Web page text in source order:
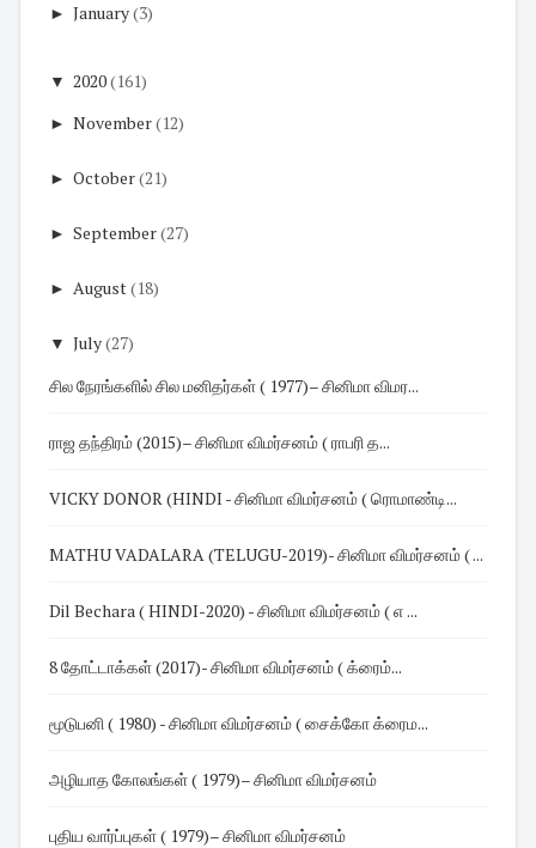
► January(3)
▼ 2020(161)
► November(12)
► October(21)
► September(27)
► August(18)
▼ July(27)
சில நேரங்களில் சில மனிதர்கள் ( 1977)– சினிமா விமர...
ராஜ தந்திரம் (2015)– சினிமா விமர்சனம் ( ராபரி த...
VICKY DONOR (HINDI - சினிமா விமர்சனம் ( ரொமாண்டி...
MATHU VADALARA (TELUGU-2019)- சினிமா விமர்சனம் ( ...
Dil Bechara ( HINDI-2020) - சினிமா விமர்சனம் ( எ ...
8 தோட்டாக்கள் (2017)- சினிமா விமர்சனம் ( க்ரைம்...
மூடுபனி ( 1980) - சினிமா விமர்சனம் ( சைக்கோ க்ரைம...
அழியாத கோலங்கள் ( 1979)– சினிமா விமர்சனம்
புதிய வார்ப்புகள் ( 1979)– சினிமா விமர்சனம்